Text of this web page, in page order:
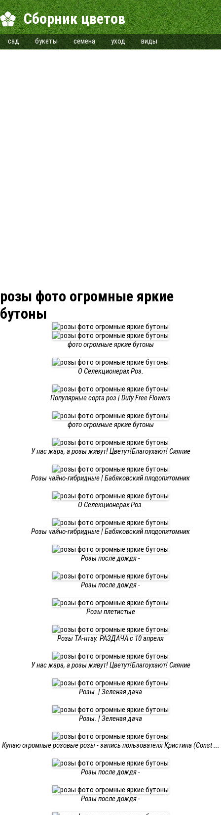
Сборник цветов
сад букеты семена уход виды
розы фото огромные яркие
бутоны
фото огромные яркие бутоны
О Селекционерах Роз.
Популярные сорта роз | Duty Free Flowers
фото огромные яркие бутоны
У нас жара, а розы живут! Цветут!Благоухают! Сияние
Розы чайно-гибридные | Бабяковский плодопитомник
О Селекционерах Роз.
Розы чайно-гибридные | Бабяковский плодопитомник
Розы после дождя -
Розы после дождя -
Розы плетистые
Розы TA-нтау. РАЗДАЧА с 10 апреля
У нас жара, а розы живут! Цветут!Благоухают! Сияние
Розы. | Зеленая дача
Розы. | Зеленая дача
Купаю огромные розовые розы - запись пользователя Кристина (Const ...
Розы после дождя -
Розы после дождя -